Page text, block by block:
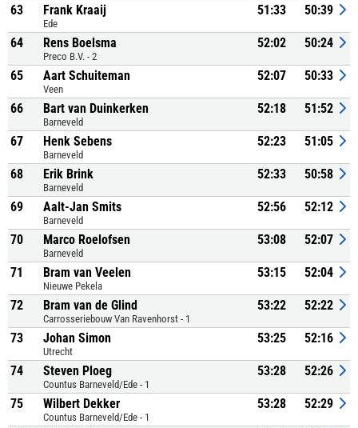
63 Frank Kraaij
Ede
51:33 50:39
64 Rens Boelsma
Preco B.V. - 2
52:02 50:24
65 Aart Schuiteman
Veen
52:07 50:33
66 Bart van Duinkerken
Barneveld
52:18 51:52
67 Henk Sebens
Barneveld
52:23 51:05
68 Erik Brink
Barneveld
52:33 50:58
69 Aalt-Jan Smits
Barneveld
52:56 52:12
70 Marco Roelofsen
Barneveld
53:08 52:07
71 Bram van Veelen
Nieuwe Pekela
53:15 52:04
72 Bram van de Glind
Carrosseriebouw Van Ravenhorst - 1
53:22 52:22
73 Johan Simon
Utrecht
53:25 52:16
74 Steven Ploeg
Countus Barneveld/Ede - 1
53:28 52:26
75 Wilbert Dekker
Countus Barneveld/Ede - 1
53:28 52:29